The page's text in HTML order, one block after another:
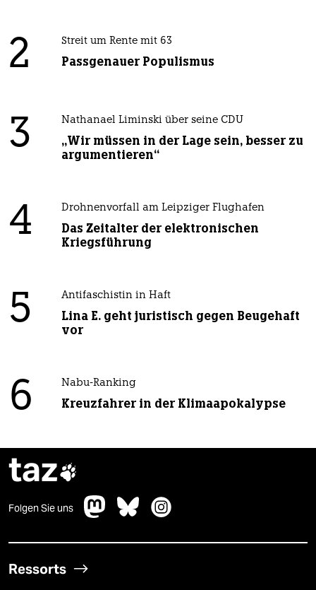
2 Streit um Rente mit 63
Passgenauer Populismus
3 Nathanael Liminski über seine CDU
„Wir müssen in der Lage sein, besser zu
argumentieren“
4 Drohnenvorfall am Leipziger Flughafen
Das Zeitalter der elektronischen
Kriegsführung
5 Antifaschistin in Haft
Lina E. geht juristisch gegen Beugehaft
vor
6 Nabu-Ranking
Kreuzfahrer in der Klimaapokalypse
taz
Folgen Sie uns
Ressorts